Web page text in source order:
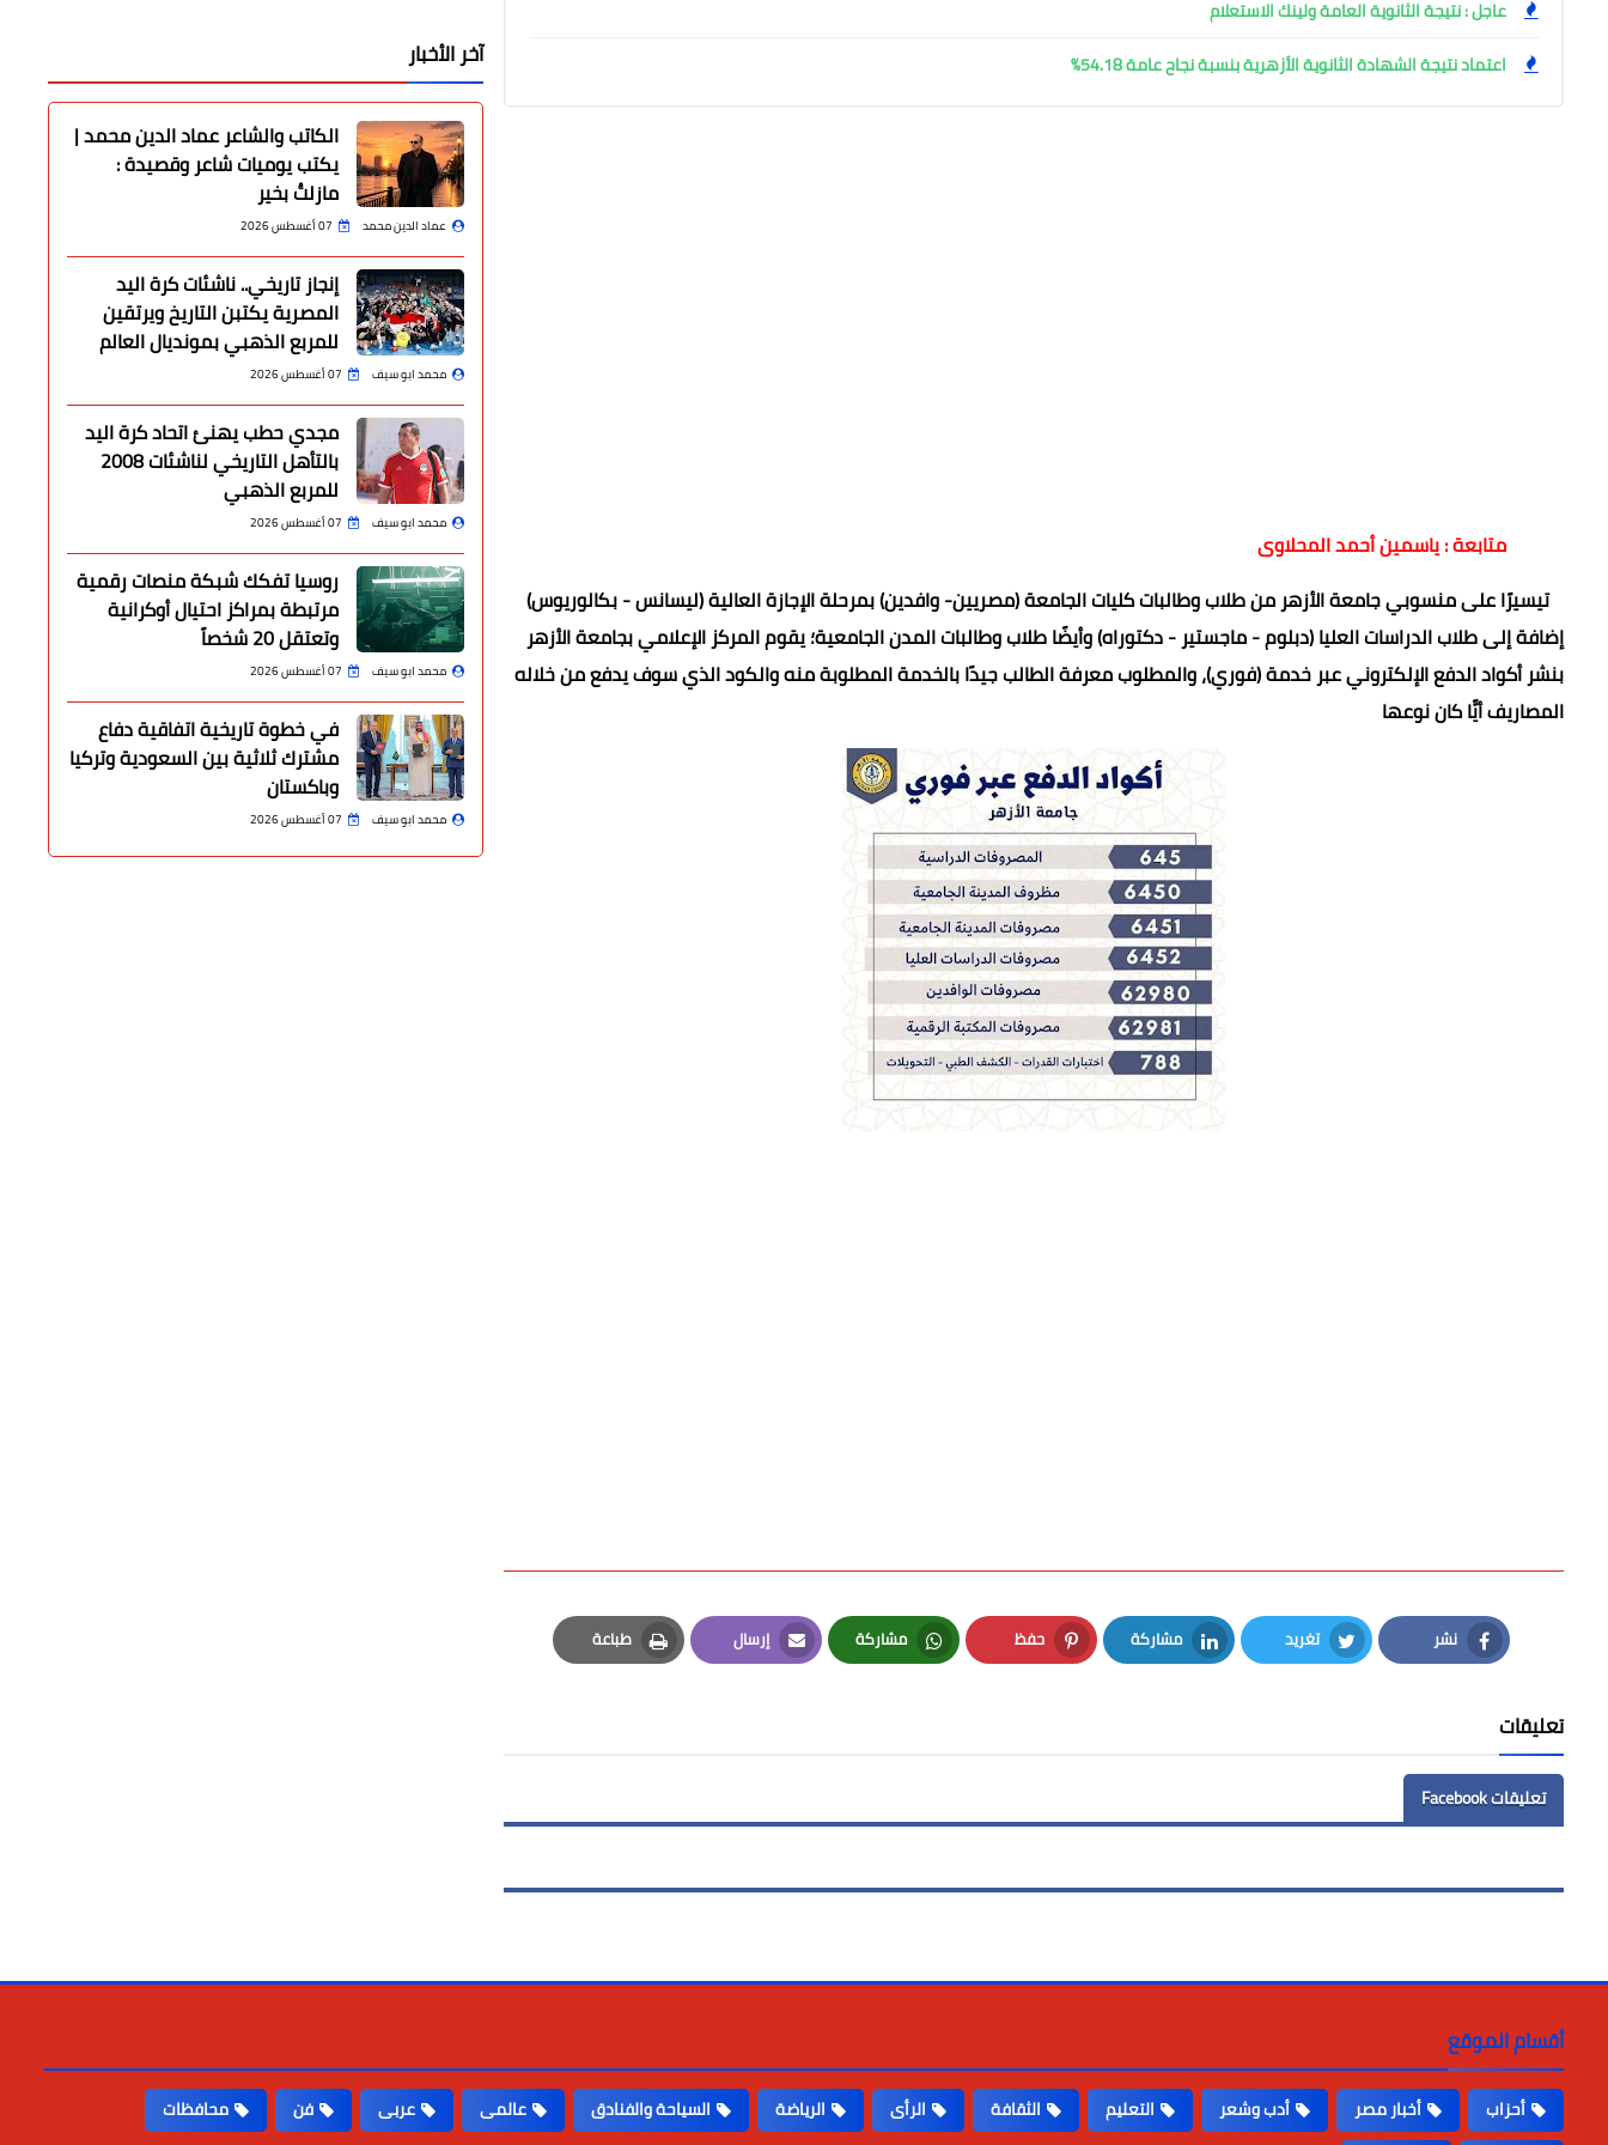
عاجل : نتيجة الثانوية العامة ولينك الاستعلام
اعتماد نتيجة الشهادة الثانوية الأزهرية بنسبة نجاح عامة 54.18%
متابعة : ياسمين أحمد المحلاوى
تيسيرًا على منسوبي جامعة الأزهر من طلاب وطالبات كليات الجامعة (مصريين- وافدين) بمرحلة الإجازة العالية (ليسانس - بكالوريوس)
إضافة إلى طلاب الدراسات العليا (دبلوم - ماجستير - دكتوراه) وأيضًا طلاب وطالبات المدن الجامعية؛ يقوم المركز الإعلامي بجامعة الأزهر
بنشر أكواد الدفع الإلكتروني عبر خدمة (فوري)، والمطلوب معرفة الطالب جيدًا بالخدمة المطلوبة منه والكود الذي سوف يدفع من خلاله
المصاريف أيًّا كان نوعها
نشر
Facebook
تغريد
Twitter
مشاركة
LinkedIn
حفظ
Pinterest
مشاركة
Whatsapp
إرسال
Email
طباعة
Print
تعليقات
تعليقات Facebook
آخر الأخبار
الكاتب والشاعر عماد الدين محمد |
يكتب يوميات شاعر وقصيدة :
مازلتُ بخير
عماد الدين محمد 07 أغسطس 2026
إنجاز تاريخي.. ناشئات كرة اليد
المصرية يكتبن التاريخ ويرتقين
للمربع الذهبي بمونديال العالم
محمد ابو سيف 07 أغسطس 2026
مجدي حطب يهنئ اتحاد كرة اليد
بالتأهل التاريخي لناشئات 2008
للمربع الذهبي
محمد ابو سيف 07 أغسطس 2026
روسيا تفكك شبكة منصات رقمية
مرتبطة بمراكز احتيال أوكرانية
وتعتقل 20 شخصاً
محمد ابو سيف 07 أغسطس 2026
في خطوة تاريخية اتفاقية دفاع
مشترك ثلاثية بين السعودية وتركيا
وباكستان
محمد ابو سيف 07 أغسطس 2026
أقسام الموقع
أحزاب أخبار مصر أدب وشعر التعليم الثقافة الرأى الرياضة السياحة والفنادق عالمى عربى فن محافظات